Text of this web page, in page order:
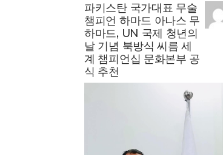
파키스탄 국가대표 무술
챔피언 하마드 아나스 무
하마드, UN 국제 청년의
날 기념 북방식 씨름 세
계 챔피언십 문화본부 공
식 추천